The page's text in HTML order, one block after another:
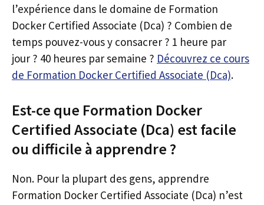
l’expérience dans le domaine de Formation
Docker Certified Associate (Dca) ? Combien de
temps pouvez-vous y consacrer ? 1 heure par
jour ? 40 heures par semaine ? Découvrez ce cours
de Formation Docker Certified Associate (Dca).
Est-ce que Formation Docker
Certified Associate (Dca) est facile
ou difficile à apprendre ?
Non. Pour la plupart des gens, apprendre
Formation Docker Certified Associate (Dca) n’est